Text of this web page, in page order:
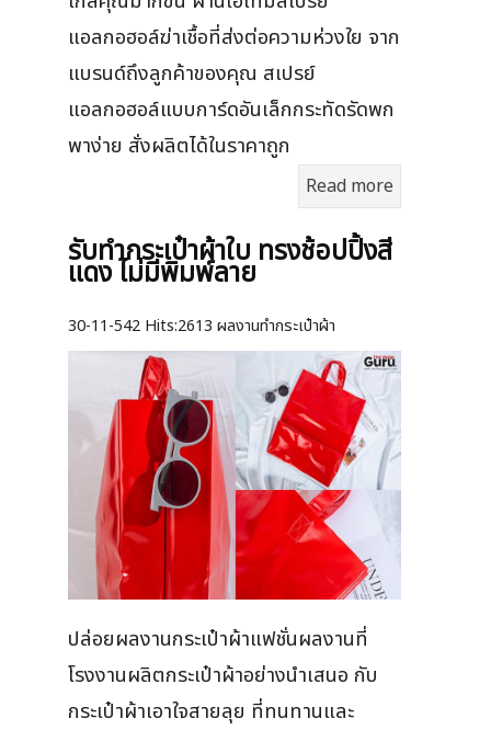
แอลกอฮอล์ฆ่าเชื้อที่ส่งต่อความห่วงใย จาก
แบรนด์ถึงลูกค้าของคุณ สเปรย์
แอลกอฮอล์แบบการ์ดอันเล็กกระทัดรัดพก
พาง่าย สั่งผลิตได้ในราคาถูก
Read more
รับทำกระเป๋าผ้าใบ ทรงช้อปปิ้งสี
แดง ไม่มีพิมพ์ลาย
30-11-542 Hits:2613 ผลงานทำกระเป๋าผ้า
ปล่อยผลงานกระเป๋าผ้าแฟชั่นผลงานที่
โรงงานผลิตกระเป๋าผ้าอย่างนำเสนอ กับ
กระเป๋าผ้าเอาใจสายลุย ที่ทนทานและ